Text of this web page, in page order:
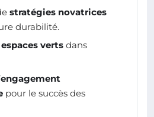
stratégies novatrices
durabilité.
verts dans
engagement
pour le succès des